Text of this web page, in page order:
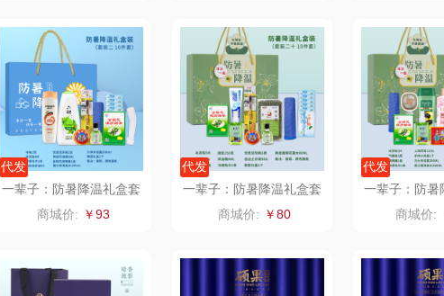
立家 中茶 山萃
干饭熊饱饱 梦洁家纺 BTSM
金龙鱼（包销款） 德菲摩尔
得力 润本（套装类） 浪莎 雅鹿
富安娜（包销款 西屋（小家电） 渝情渝礼
代发
一辈子：防暑降温礼盒套
装（蓝色款）支持自由搭
配
商城价: ￥93
代发
一辈子：防暑降温礼盒套
装（绿色款）支持自由搭
配
商城价: ￥80
代发
一辈子：防暑
装（绿色款）
配
商城价: